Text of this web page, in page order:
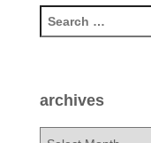
e
f
archives